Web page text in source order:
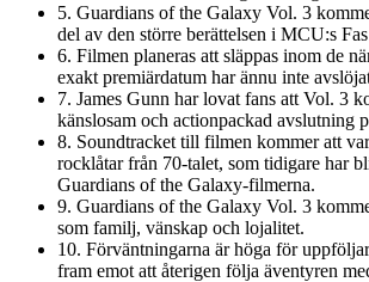
5. Guardians of the Galaxy Vol. 3
del av den större berättelsen i MCU:s
6. Filmen planeras att släppas inom de
exakt premiärdatum har ännu inte
7. James Gunn har lovat fans att Vol. 3
känslosam och actionpackad avslutning
8. Soundtracket till filmen kommer att
rocklåtar från 70-talet, som tidigare har
Guardians of the Galaxy-filmerna.
9. Guardians of the Galaxy Vol. 3
som familj, vänskap och lojalitet.
10. Förväntningarna är höga för
fram emot att återigen följa äventyren